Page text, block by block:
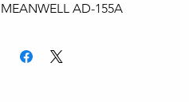
MEANWELL AD-155A